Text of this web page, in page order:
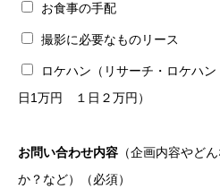
お食事の手配
撮影に必要なものリース
ロケハン（リサーチ・ロケハ
日1万円 １日２万円）
お問い合わせ内容 （企画内容やど
か？など）（必須）